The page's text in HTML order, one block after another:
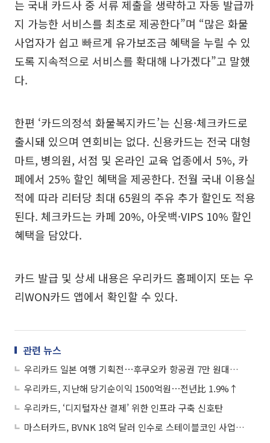
는 국내 카드사 중 서류 제출을 생략하고 자동 발급까
지 가능한 서비스를 최초로 제공한다”며 “많은 화물
사업자가 쉽고 빠르게 유가보조금 혜택을 누릴 수 있
도록 지속적으로 서비스를 확대해 나가겠다”고 말했
다.
한편 ‘카드의정석 화물복지카드’는 신용·체크카드로
출시돼 있으며 연회비는 없다. 신용카드는 전국 대형
마트, 병의원, 서점 및 온라인 교육 업종에서 5%, 카
페에서 25% 할인 혜택을 제공한다. 전월 국내 이용실
적에 따라 리터당 최대 65원의 주유 추가 할인도 적용
된다. 체크카드는 카페 20%, 아웃백·VIPS 10% 할인
혜택을 담았다.
카드 발급 및 상세 내용은 우리카드 홈페이지 또는 우
리WON카드 앱에서 확인할 수 있다.
관련 뉴스
우리카드 일본 여행 기획전⋯후쿠오카 항공권 7만 원대부터 시작
우리카드, 지난해 당기순이익 1500억원⋯전년比 1.9%↑
우리카드, ‘디지털자산 결제’ 위한 인프라 구축 신호탄
마스터카드, BVNK 18억 달러 인수로 스테이블코인 사업 본격 확장